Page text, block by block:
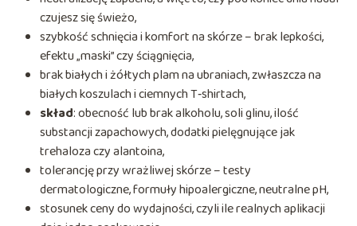
czujesz się świeżo,
szybkość schnięcia i komfort na skórze – brak lepkości,
efektu „maski” czy ściągnięcia,
brak białych i żółtych plam na ubraniach, zwłaszcza na
białych koszulach i ciemnych T‑shirtach,
skład: obecność lub brak alkoholu, soli glinu, ilość
substancji zapachowych, dodatki pielęgnujące jak
trehaloza czy alantoina,
tolerancję przy wrażliwej skórze – testy
dermatologiczne, formuły hipoalergiczne, neutralne pH,
stosunek ceny do wydajności, czyli ile realnych aplikacji